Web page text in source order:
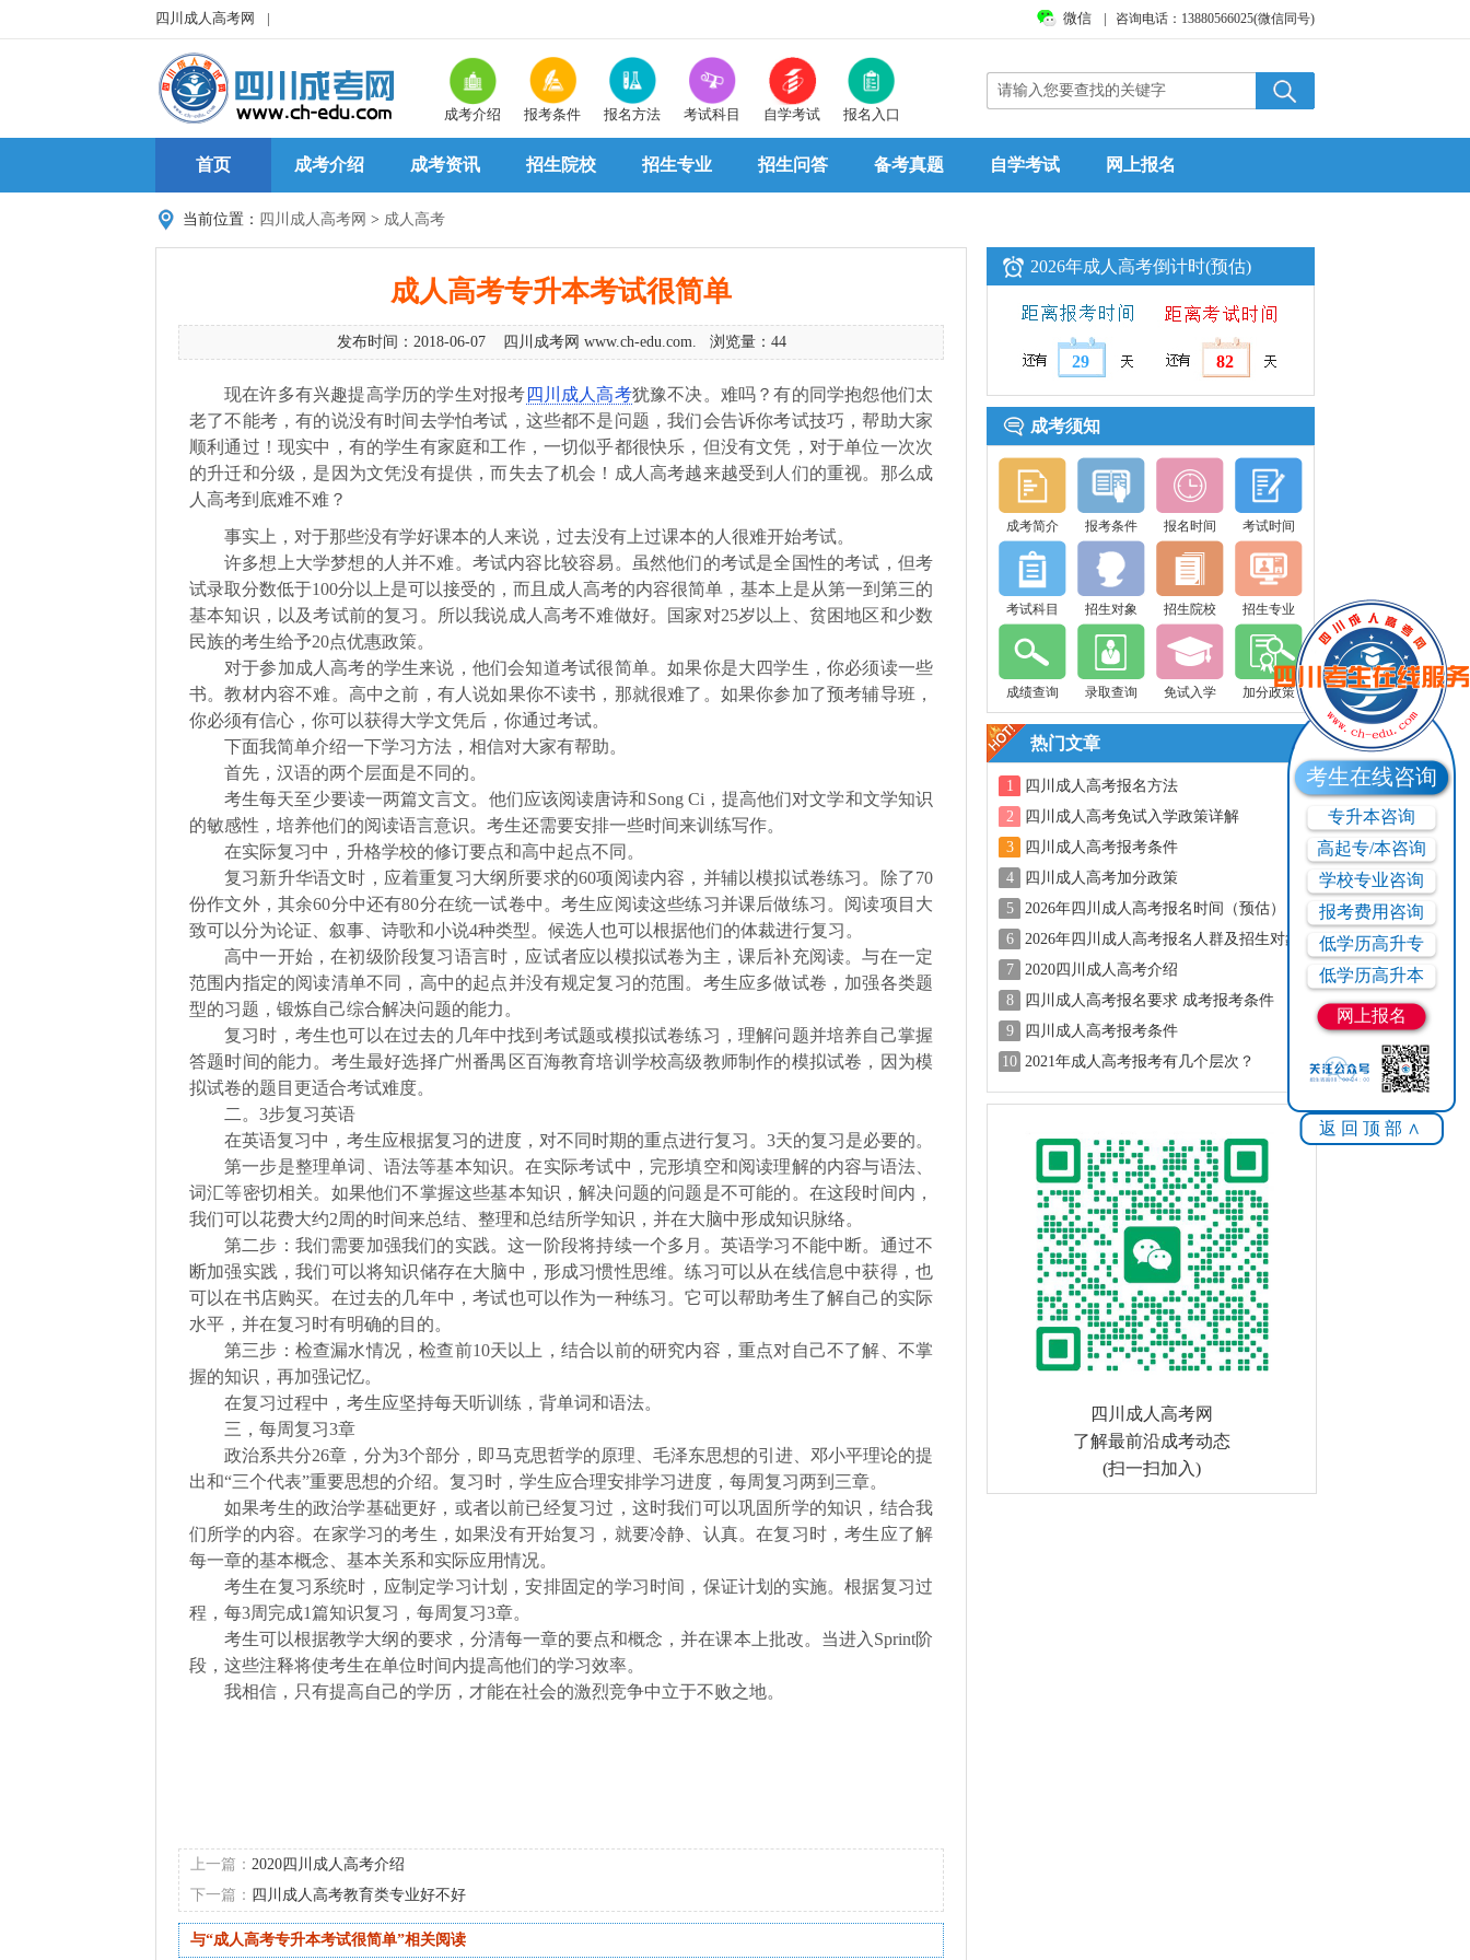
考生在线咨询
专升本咨询
高起专/本咨询
学校专业咨询
报考费用咨询
低学历高升专
低学历高升本
网上报名
返回顶部∧
四川成人高考网 | 微信 | 咨询电话：13880566025(微信同号)
成考介绍 报考条件 报名方法 考试科目 自学考试 报名入口
首页 成考介绍 成考资讯 招生院校 招生专业 招生问答 备考真题 自学考试 网上报名
当前位置： 四川成人高考网 > 成人高考
成人高考专升本考试很简单
发布时间：2018-06-07 四川成考网 www.ch-edu.com. 浏览量：44
现在许多有兴趣提高学历的学生对报考 四川成人高考犹豫不决。难吗？有的同学抱怨他们太
老了不能考，有的说没有时间去学怕考试，这些都不是问题，我们会告诉你考试技巧，帮助大家
顺利通过！现实中，有的学生有家庭和工作，一切似乎都很快乐，但没有文凭，对于单位一次次
的升迁和分级，是因为文凭没有提供，而失去了机会！成人高考越来越受到人们的重视。那么成
人高考到底难不难？
事实上，对于那些没有学好课本的人来说，过去没有上过课本的人很难开始考试。
许多想上大学梦想的人并不难。考试内容比较容易。虽然他们的考试是全国性的考试，但考
试录取分数低于100分以上是可以接受的，而且成人高考的内容很简单，基本上是从第一到第三的
基本知识，以及考试前的复习。所以我说成人高考不难做好。国家对25岁以上、贫困地区和少数
民族的考生给予20点优惠政策。
对于参加成人高考的学生来说，他们会知道考试很简单。如果你是大四学生，你必须读一些
书。教材内容不难。高中之前，有人说如果你不读书，那就很难了。如果你参加了预考辅导班，
你必须有信心，你可以获得大学文凭后，你通过考试。
下面我简单介绍一下学习方法，相信对大家有帮助。
首先，汉语的两个层面是不同的。
考生每天至少要读一两篇文言文。他们应该阅读唐诗和Song Ci，提高他们对文学和文学知识
的敏感性，培养他们的阅读语言意识。考生还需要安排一些时间来训练写作。
在实际复习中，升格学校的修订要点和高中起点不同。
复习新升华语文时，应着重复习大纲所要求的60项阅读内容，并辅以模拟试卷练习。除了70
份作文外，其余60分中还有80分在统一试卷中。考生应阅读这些练习并课后做练习。阅读项目大
致可以分为论证、叙事、诗歌和小说4种类型。候选人也可以根据他们的体裁进行复习。
高中一开始，在初级阶段复习语言时，应试者应以模拟试卷为主，课后补充阅读。与在一定
范围内指定的阅读清单不同，高中的起点并没有规定复习的范围。考生应多做试卷，加强各类题
型的习题，锻炼自己综合解决问题的能力。
复习时，考生也可以在过去的几年中找到考试题或模拟试卷练习，理解问题并培养自己掌握
答题时间的能力。考生最好选择广州番禺区百海教育培训学校高级教师制作的模拟试卷，因为模
拟试卷的题目更适合考试难度。
二。3步复习英语
在英语复习中，考生应根据复习的进度，对不同时期的重点进行复习。3天的复习是必要的。
第一步是整理单词、语法等基本知识。在实际考试中，完形填空和阅读理解的内容与语法、
词汇等密切相关。如果他们不掌握这些基本知识，解决问题的问题是不可能的。在这段时间内，
我们可以花费大约2周的时间来总结、整理和总结所学知识，并在大脑中形成知识脉络。
第二步：我们需要加强我们的实践。这一阶段将持续一个多月。英语学习不能中断。通过不
断加强实践，我们可以将知识储存在大脑中，形成习惯性思维。练习可以从在线信息中获得，也
可以在书店购买。在过去的几年中，考试也可以作为一种练习。它可以帮助考生了解自己的实际
水平，并在复习时有明确的目的。
第三步：检查漏水情况，检查前10天以上，结合以前的研究内容，重点对自己不了解、不掌
握的知识，再加强记忆。
在复习过程中，考生应坚持每天听训练，背单词和语法。
三，每周复习3章
政治系共分26章，分为3个部分，即马克思哲学的原理、毛泽东思想的引进、邓小平理论的提
出和“三个代表”重要思想的介绍。复习时，学生应合理安排学习进度，每周复习两到三章。
如果考生的政治学基础更好，或者以前已经复习过，这时我们可以巩固所学的知识，结合我
们所学的内容。在家学习的考生，如果没有开始复习，就要冷静、认真。在复习时，考生应了解
每一章的基本概念、基本关系和实际应用情况。
考生在复习系统时，应制定学习计划，安排固定的学习时间，保证计划的实施。根据复习过
程，每3周完成1篇知识复习，每周复习3章。
考生可以根据教学大纲的要求，分清每一章的要点和概念，并在课本上批改。当进入Sprint阶
段，这些注释将使考生在单位时间内提高他们的学习效率。
我相信，只有提高自己的学历，才能在社会的激烈竞争中立于不败之地。
上一篇： 2020四川成人高考介绍
下一篇： 四川成人高考教育类专业好不好
与“成人高考专升本考试很简单”相关阅读
2026年成人高考倒计时(预估)
29 82
成考须知
成考简介 报考条件 报名时间 考试时间
考试科目 招生对象 招生院校 招生专业
成绩查询 录取查询 免试入学 加分政策
热门文章
1
四川成人高考报名方法
2
四川成人高考免试入学政策详解
3
四川成人高考报考条件
4
四川成人高考加分政策
5
2026年四川成人高考报名时间（预估）
6
2026年四川成人高考报名人群及招生对象
7
2020四川成人高考介绍
8
四川成人高考报名要求 成考报考条件
9
四川成人高考报考条件
10 2021年成人高考报考有几个层次？
四川成人高考网
了解最前沿成考动态
(扫一扫加入)